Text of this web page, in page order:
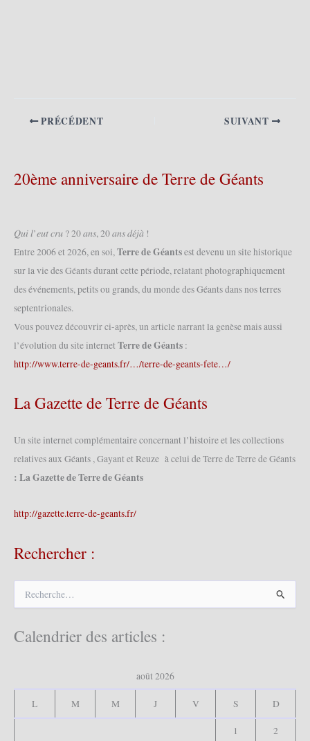
PRÉCÉDENT SUIVANT
20ème anniversaire de Terre de Géants
𝑄𝑢𝑖 𝑙’𝑒𝑢𝑡 𝑐𝑟𝑢 ? 20 𝑎𝑛𝑠, 20 𝑎𝑛𝑠 𝑑𝑒́𝑗𝑎̀ !
Entre 2006 et 2026, en soi,Terre de Géantsest devenu un site historique
sur la vie des Géants durant cette période, relatant photographiquement
des événements, petits ou grands, du monde des Géants dans nos terres
septentrionales.
Vous pouvez découvrir ci-après, un article narrant la genèse mais aussi
l’évolution du site internet Terre de Géants :
http://www.terre-de-geants.fr/…/terre-de-geants-fete…/
La Gazette de Terre de Géants
Un site internet complémentaire concernant l’histoire et les collections
relatives aux Géants , Gayant et Reuze à celui de Terre de Terre de Géants
: La Gazette de Terre de Géants
http://gazette.terre-de-geants.fr/
Rechercher :
h
e
Calendrier des articles :
août 2026
L M M J V S D
1
2